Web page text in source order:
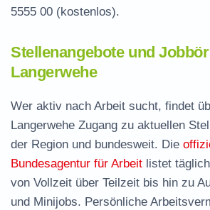
5555 00 (kostenlos).
Stellenangebote und
Langerwehe
Wer aktiv nach Arbeit sucht, findet
Langerwehe Zugang zu aktuellen
der Region und bundesweit. Die
Bundesagentur für Arbeit listet
von Vollzeit über Teilzeit bis hin zu
und Minijobs. Persönliche